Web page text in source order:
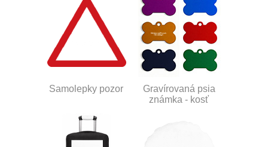
Samolepky pozor
Gravírovaná psia
známka - kosť